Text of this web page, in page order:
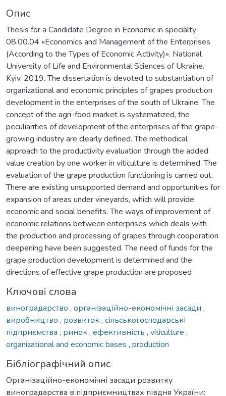
Опис
Thesis for a Candidate Degree in Economic in specialty
08.00.04 «Economics and Management of the Enterprises
(According to the Types of Economic Activity)». National
University of Life and Environmental Sciences of Ukraine.
Kyiv, 2019. The dissertation is devoted to substantiation of
organizational and economic principles of grapes production
development in the enterprises of the south of Ukraine. The
concept of the agri-food market is systematized, the
peculiarities of development of the enterprises of the grape-
growing industry are clearly defined. The methodical
approach to the productivity evaluation through the added
value creation by one worker in viticulture is determined. The
evaluation of the grape production functioning is carried out.
There are existing unsupported demand and opportunities for
expansion of areas under vineyards, which will provide
economic and social benefits. The ways of improvement of
economic relations between enterprises which deals with
the production and processing of grapes through cooperation
deepening have been suggested. The need of funds for the
grape production development is determined and the
directions of effective grape production are proposed
Ключові слова
виноградарство , організаційно-економічні засади ,
виробництво , розвиток, сільськогосподарські
підприємства , ринок, ефективність , viticulture ,
organizational and economic bases , production
Бібліографічний опис
Організаційно-економічні засади розвитку
виноградарства в підприємництвах півдня України: